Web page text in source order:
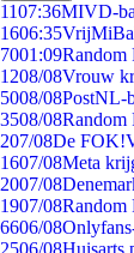
1107:36MIVD-
1606:35
7001:09Random
1208/08Vrouw
5008/08PostNL-
3508/08Random
207/08De
1607/08Meta
2007/08
1907/08Random
6606/08
2506/08Huisarts